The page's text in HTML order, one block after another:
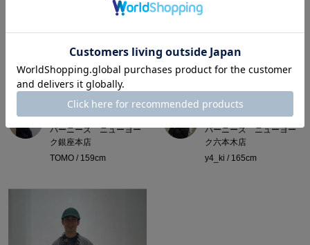
バーニーズ ニューヨー
ク銀座本店
TOMO / 159cm
バーニーズ ニューヨー
ク六本木店
y4_ki / 165cm